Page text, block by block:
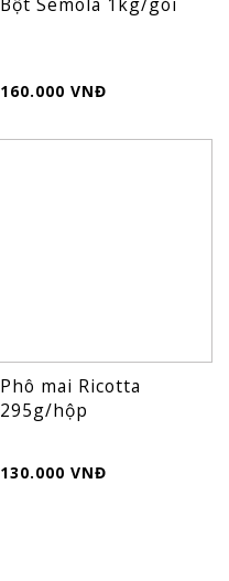
160.000 VNĐ
Phô mai Ricotta
295g/hộp
130.000 VNĐ